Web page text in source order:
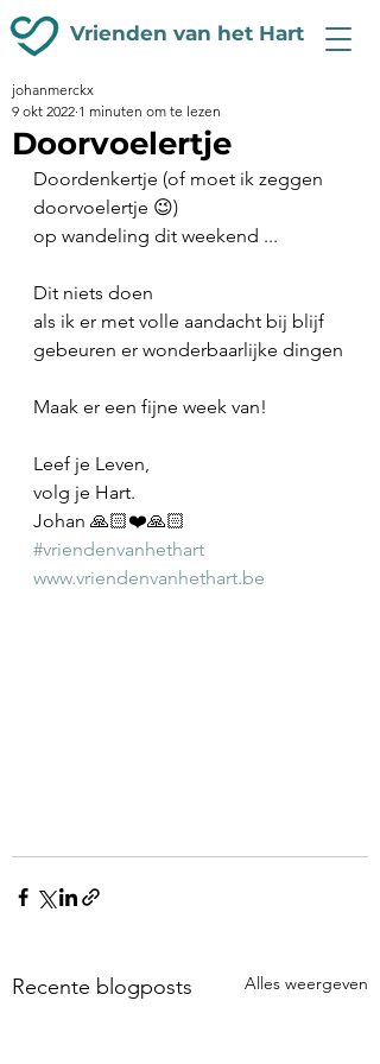
Vrienden van het Hart
Doorvoelertje
johanmerckx
9 okt 2022 1 minuten om te lezen
Doordenkertje (of moet ik zeggen
doorvoelertje 😉)
op wandeling dit weekend ...
Dit niets doen
als ik er met volle aandacht bij blijf
gebeuren er wonderbaarlijke dingen
Maak er een fijne week van!
Leef je Leven,
volg je Hart.
Johan 🙏🏻❤️🙏🏻
#vriendenvanhethart
www.vriendenvanhethart.be
Recente blogposts Alles weergeven